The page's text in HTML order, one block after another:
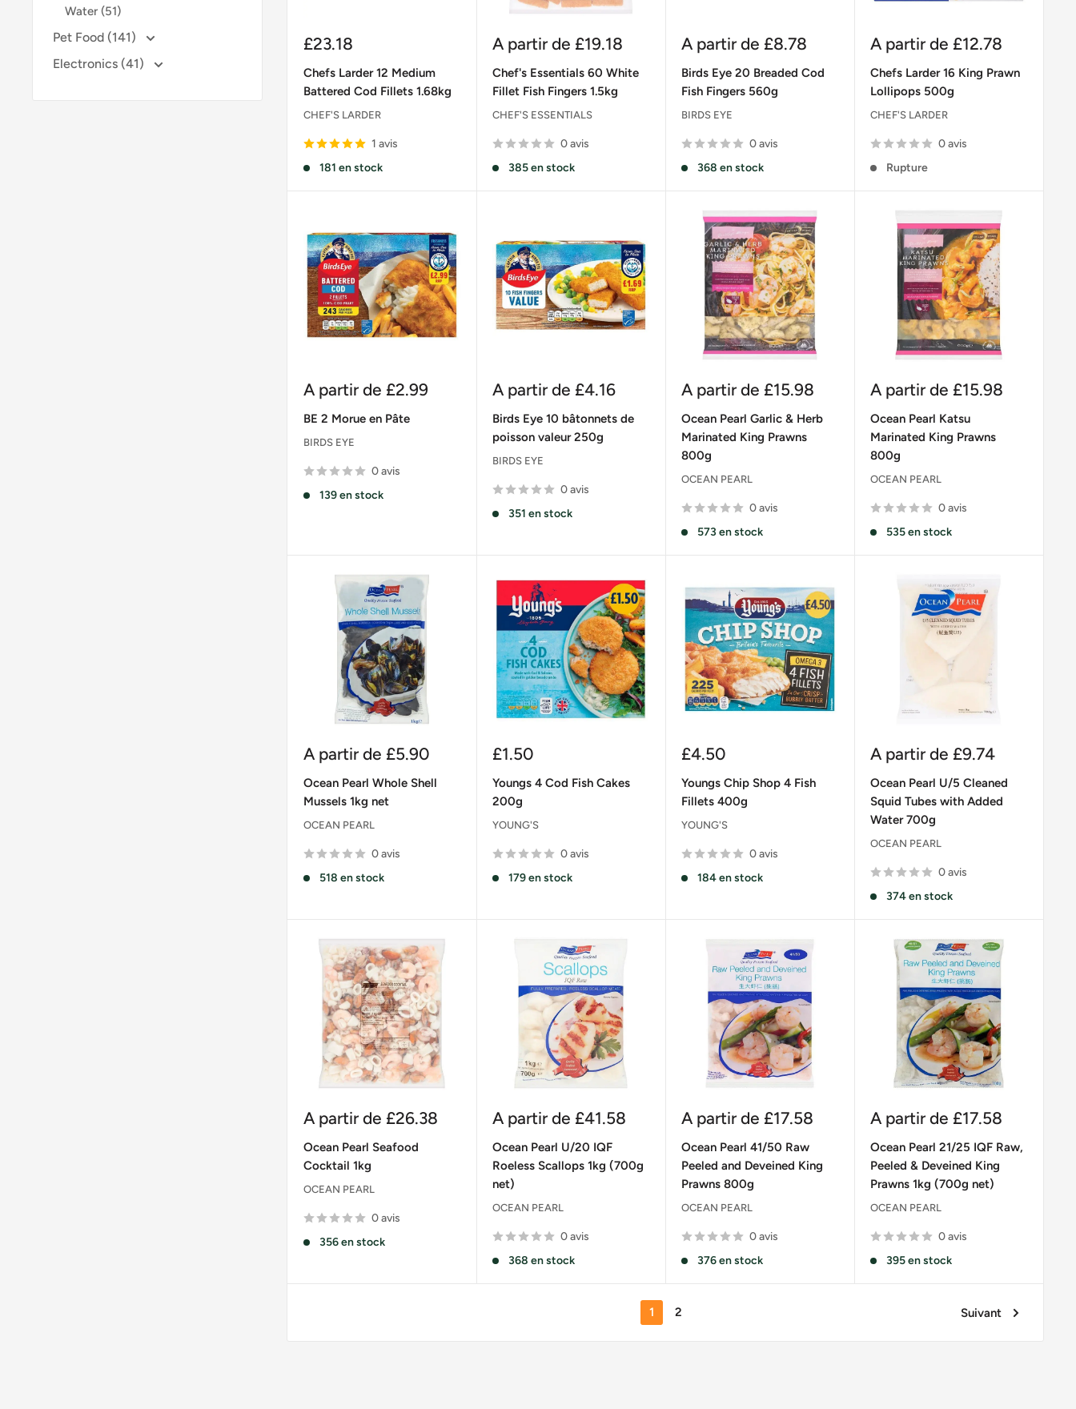
Water (51)
Pet Food (141)
Electronics (41)
Prix
£23.18
Chefs Larder 12 Medium
Battered Cod Fillets 1.68kg
CHEF'S LARDER
1 avis
181 en stock
Prix
réduit
A partir de £19.18
Chef's Essentials 60 White
Fillet Fish Fingers 1.5kg
CHEF'S ESSENTIALS
0 avis
385 en stock
Prix
réduit
A partir de £8.78
Birds Eye 20 Breaded Cod
Fish Fingers 560g
BIRDS EYE
0 avis
368 en stock
Prix
réduit
A partir de £12.78
Chefs Larder 16 King Prawn
Lollipops 500g
CHEF'S LARDER
0 avis
Rupture
Prix
réduit
A partir de £2.99
BE 2 Morue en Pâte
BIRDS EYE
0 avis
139 en stock
Prix
réduit
A partir de £4.16
Birds Eye 10 bâtonnets de
poisson valeur 250g
BIRDS EYE
0 avis
351 en stock
Prix
réduit
A partir de £15.98
Ocean Pearl Garlic & Herb
Marinated King Prawns
800g
OCEAN PEARL
0 avis
573 en stock
Prix
réduit
A partir de £15.98
Ocean Pearl Katsu
Marinated King Prawns
800g
OCEAN PEARL
0 avis
535 en stock
Prix
réduit
A partir de £5.90
Ocean Pearl Whole Shell
Mussels 1kg net
OCEAN PEARL
0 avis
518 en stock
Prix
£1.50
Youngs 4 Cod Fish Cakes
200g
YOUNG'S
0 avis
179 en stock
Prix
£4.50
Youngs Chip Shop 4 Fish
Fillets 400g
YOUNG'S
0 avis
184 en stock
Prix
réduit
A partir de £9.74
Ocean Pearl U/5 Cleaned
Squid Tubes with Added
Water 700g
OCEAN PEARL
0 avis
374 en stock
Prix
réduit
A partir de £26.38
Ocean Pearl Seafood
Cocktail 1kg
OCEAN PEARL
0 avis
356 en stock
Prix
réduit
A partir de £41.58
Ocean Pearl U/20 IQF
Roeless Scallops 1kg (700g
net)
OCEAN PEARL
0 avis
368 en stock
Prix
réduit
A partir de £17.58
Ocean Pearl 41/50 Raw
Peeled and Deveined King
Prawns 800g
OCEAN PEARL
0 avis
376 en stock
Prix
réduit
A partir de £17.58
Ocean Pearl 21/25 IQF Raw,
Peeled & Deveined King
Prawns 1kg (700g net)
OCEAN PEARL
0 avis
395 en stock
1 2 Suivant